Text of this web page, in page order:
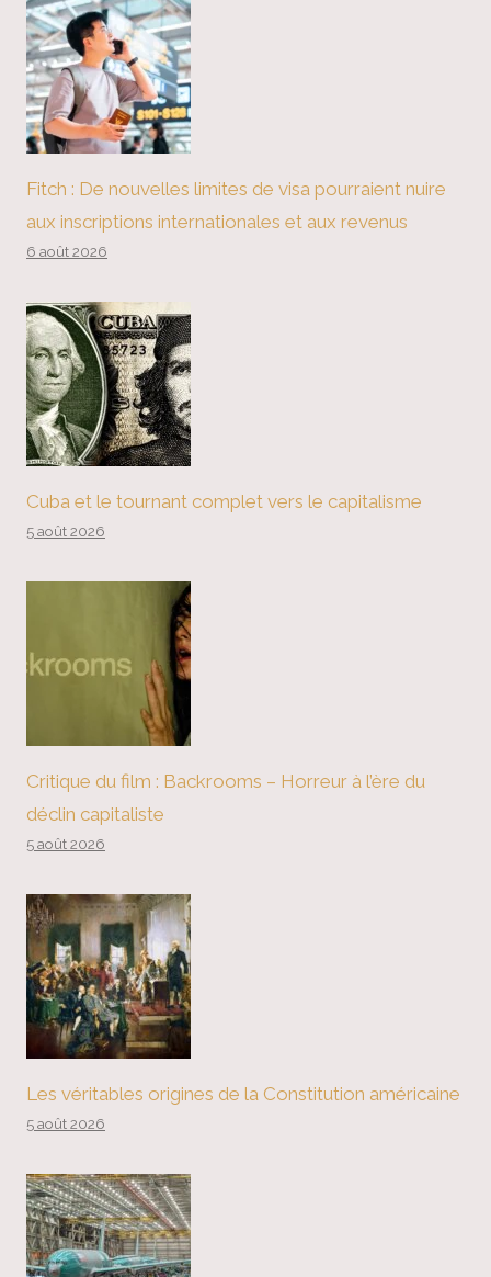
Fitch : De nouvelles limites de visa pourraient nuire
aux inscriptions internationales et aux revenus
6 août 2026
Cuba et le tournant complet vers le capitalisme
5 août 2026
Critique du film : Backrooms – Horreur à l’ère du
déclin capitaliste
5 août 2026
Les véritables origines de la Constitution américaine
5 août 2026